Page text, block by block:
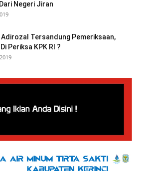
Negeri Jiran
Adirozal Tersandung Pemeriksaan,
Periksa KPK RI ?